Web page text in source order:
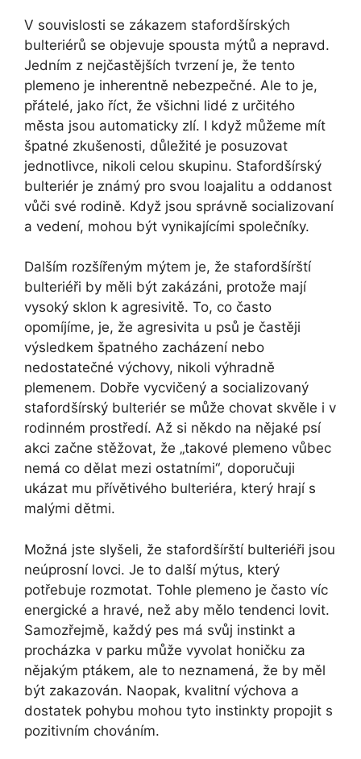
V souvislosti se zákazem stafordšírských
bulteriérů se objevuje spousta mýtů a nepravd.
Jedním z nejčastějších tvrzení je, že tento
plemeno je inherentně nebezpečné. Ale to je,
přátelé, jako říct, že všichni lidé z určitého
města jsou automaticky zlí. I když můžeme mít
špatné zkušenosti, důležité je posuzovat
jednotlivce, nikoli celou skupinu. Stafordšírský
bulteriér je známý pro svou loajalitu a oddanost
vůči své rodině. Když jsou správně socializovaní
a vedení, mohou být vynikajícími společníky.
Dalším rozšířeným mýtem je, že stafordšírští
bulteriéři by měli být zakázáni, protože mají
vysoký sklon k agresivitě. To, co často
opomíjíme, je, že agresivita u psů je častěji
výsledkem špatného zacházení nebo
nedostatečné výchovy, nikoli výhradně
plemenem. Dobře vycvičený a socializovaný
stafordšírský bulteriér se může chovat skvěle i v
rodinném prostředí. Až si někdo na nějaké psí
akci začne stěžovat, že „takové plemeno vůbec
nemá co dělat mezi ostatními“, doporučuji
ukázat mu přívětivého bulteriéra, který hrají s
malými dětmi.
Možná jste slyšeli, že stafordšírští bulteriéři jsou
neúprosní lovci. Je to další mýtus, který
potřebuje rozmotat. Tohle plemeno je často víc
energické a hravé, než aby mělo tendenci lovit.
Samozřejmě, každý pes má svůj instinkt a
procházka v parku může vyvolat honičku za
nějakým ptákem, ale to neznamená, že by měl
být zakazován. Naopak, kvalitní výchova a
dostatek pohybu mohou tyto instinkty propojit s
pozitivním chováním.